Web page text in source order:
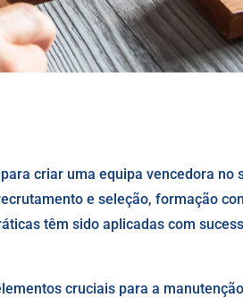
criar uma equipa vencedora
e seleção, formação
têm sido aplicadas com
cruciais para a